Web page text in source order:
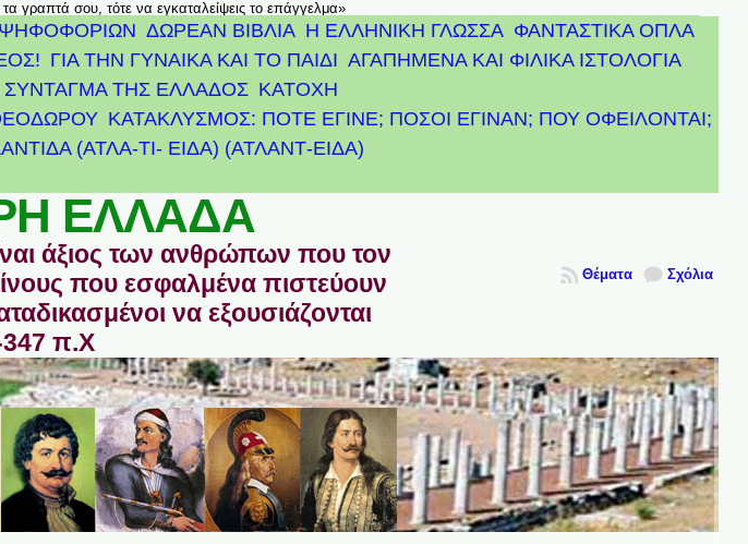
γραπτά σου, τότε να εγκαταλείψεις το επάγγελμα»
ΔΩΡΕΑΝ ΒΙΒΛΙΑ Η ΕΛΛΗΝΙΚΗ ΓΛΩΣΣΑ ΦΑΝΤΑΣΤΙΚΑ ΟΠΛΑ
ΓΙΑ ΤΗΝ ΓΥΝΑΙΚΑ ΚΑΙ ΤΟ ΠΑΙΔΙ ΑΓΑΠΗΜΕΝΑ ΚΑΙ ΦΙΛΙΚΑ ΙΣΤΟΛΟΓΙΑ
ΤΗΣ ΕΛΛΑΔΟΣ ΚΑΤΟΧΗ
ΚΑΤΑΚΛΥΣΜΟΣ: ΠΟΤΕ ΕΓΙΝΕ; ΠΟΣΟΙ ΕΓΙΝΑΝ; ΠΟΥ ΟΦΕΙΛΟΝΤΑΙ;
(ΑΤΛΑ-ΤΙ- ΕΙΔΑ) (ΑΤΛΑΝΤ-ΕΙΔΑ)
ΕΛΛΑΔΑ
άξιος των ανθρώπων που τον
που εσφαλμένα πιστεύουν
να εξουσιάζονται
347 π.Χ
Σχόλια
Θέματα